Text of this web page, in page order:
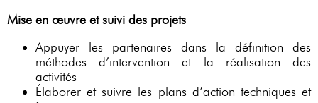
Mise en œuvre et suivi des projets
Appuyer les partenaires dans la définition des
méthodes d’intervention et la réalisation des
activités
Élaborer et suivre les plans d’action techniques et